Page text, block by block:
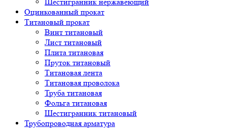
Оцинкованный прокат
Титановый прокат
Винт титановый
Лист титановый
Плита титановая
Пруток титановый
Титановая лента
Титановая проволока
Труба титановая
Фольга титановая
Шестигранник титановый
Трубопроводная арматура